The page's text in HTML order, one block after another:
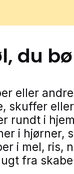
, du
eller
skuffer
rundt i
i hjørner,
i mel, ris,
fra